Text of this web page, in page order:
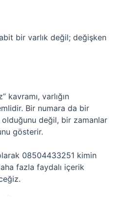
bir varlık değil; değişken
kavramı, varlığın
Bir numara da bir
olduğunu değil, bir zamanlar
gösterir.
08504433251 kimin
fazla faydalı içerik